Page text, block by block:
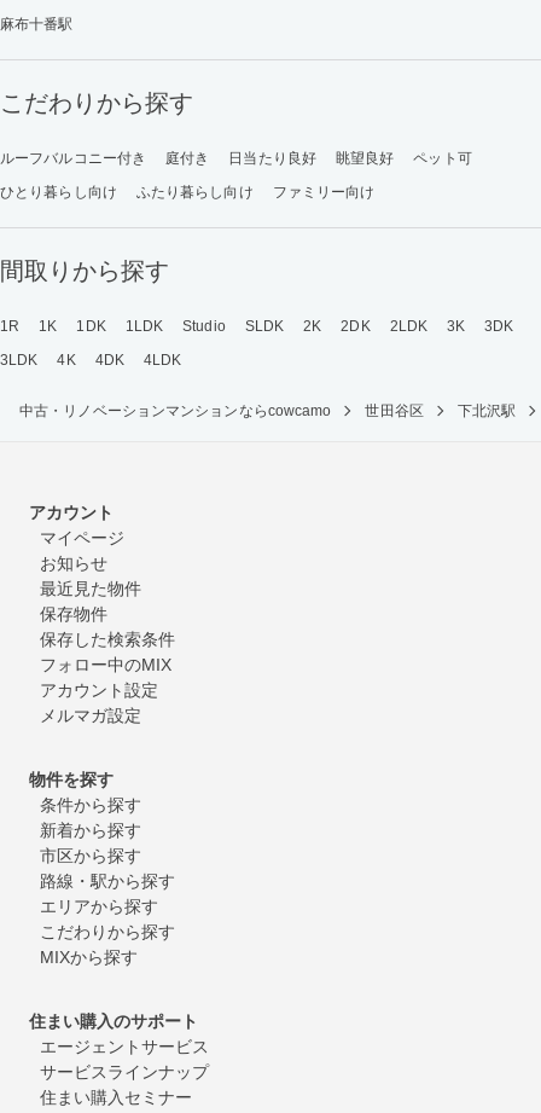
麻布十番駅
こだわりから探す
ルーフバルコニー付き 庭付き 日当たり良好 眺望良好
ペット可
ひとり暮らし向け
ふたり暮らし向け ファミリー向け
間取りから探す
1R 1K 1DK 1LDK Studio SLDK 2K 2DK 2LDK 3K
3DK
3LDK
4K 4DK 4LDK
中古・リノベーションマンションならcowcamo 世田谷区 下北沢駅
アカウント
マイページ
お知らせ
最近見た物件
保存物件
保存した検索条件
フォロー中のMIX
アカウント設定
メルマガ設定
物件を探す
条件から探す
新着から探す
市区から探す
路線・駅から探す
エリアから探す
こだわりから探す
MIXから探す
住まい購入のサポート
エージェントサービス
サービスラインナップ
住まい購入セミナー